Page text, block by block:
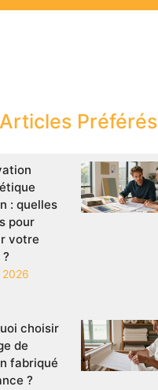
Préférés
: quelles
pour
votre
choisir
de
fabriqué
?